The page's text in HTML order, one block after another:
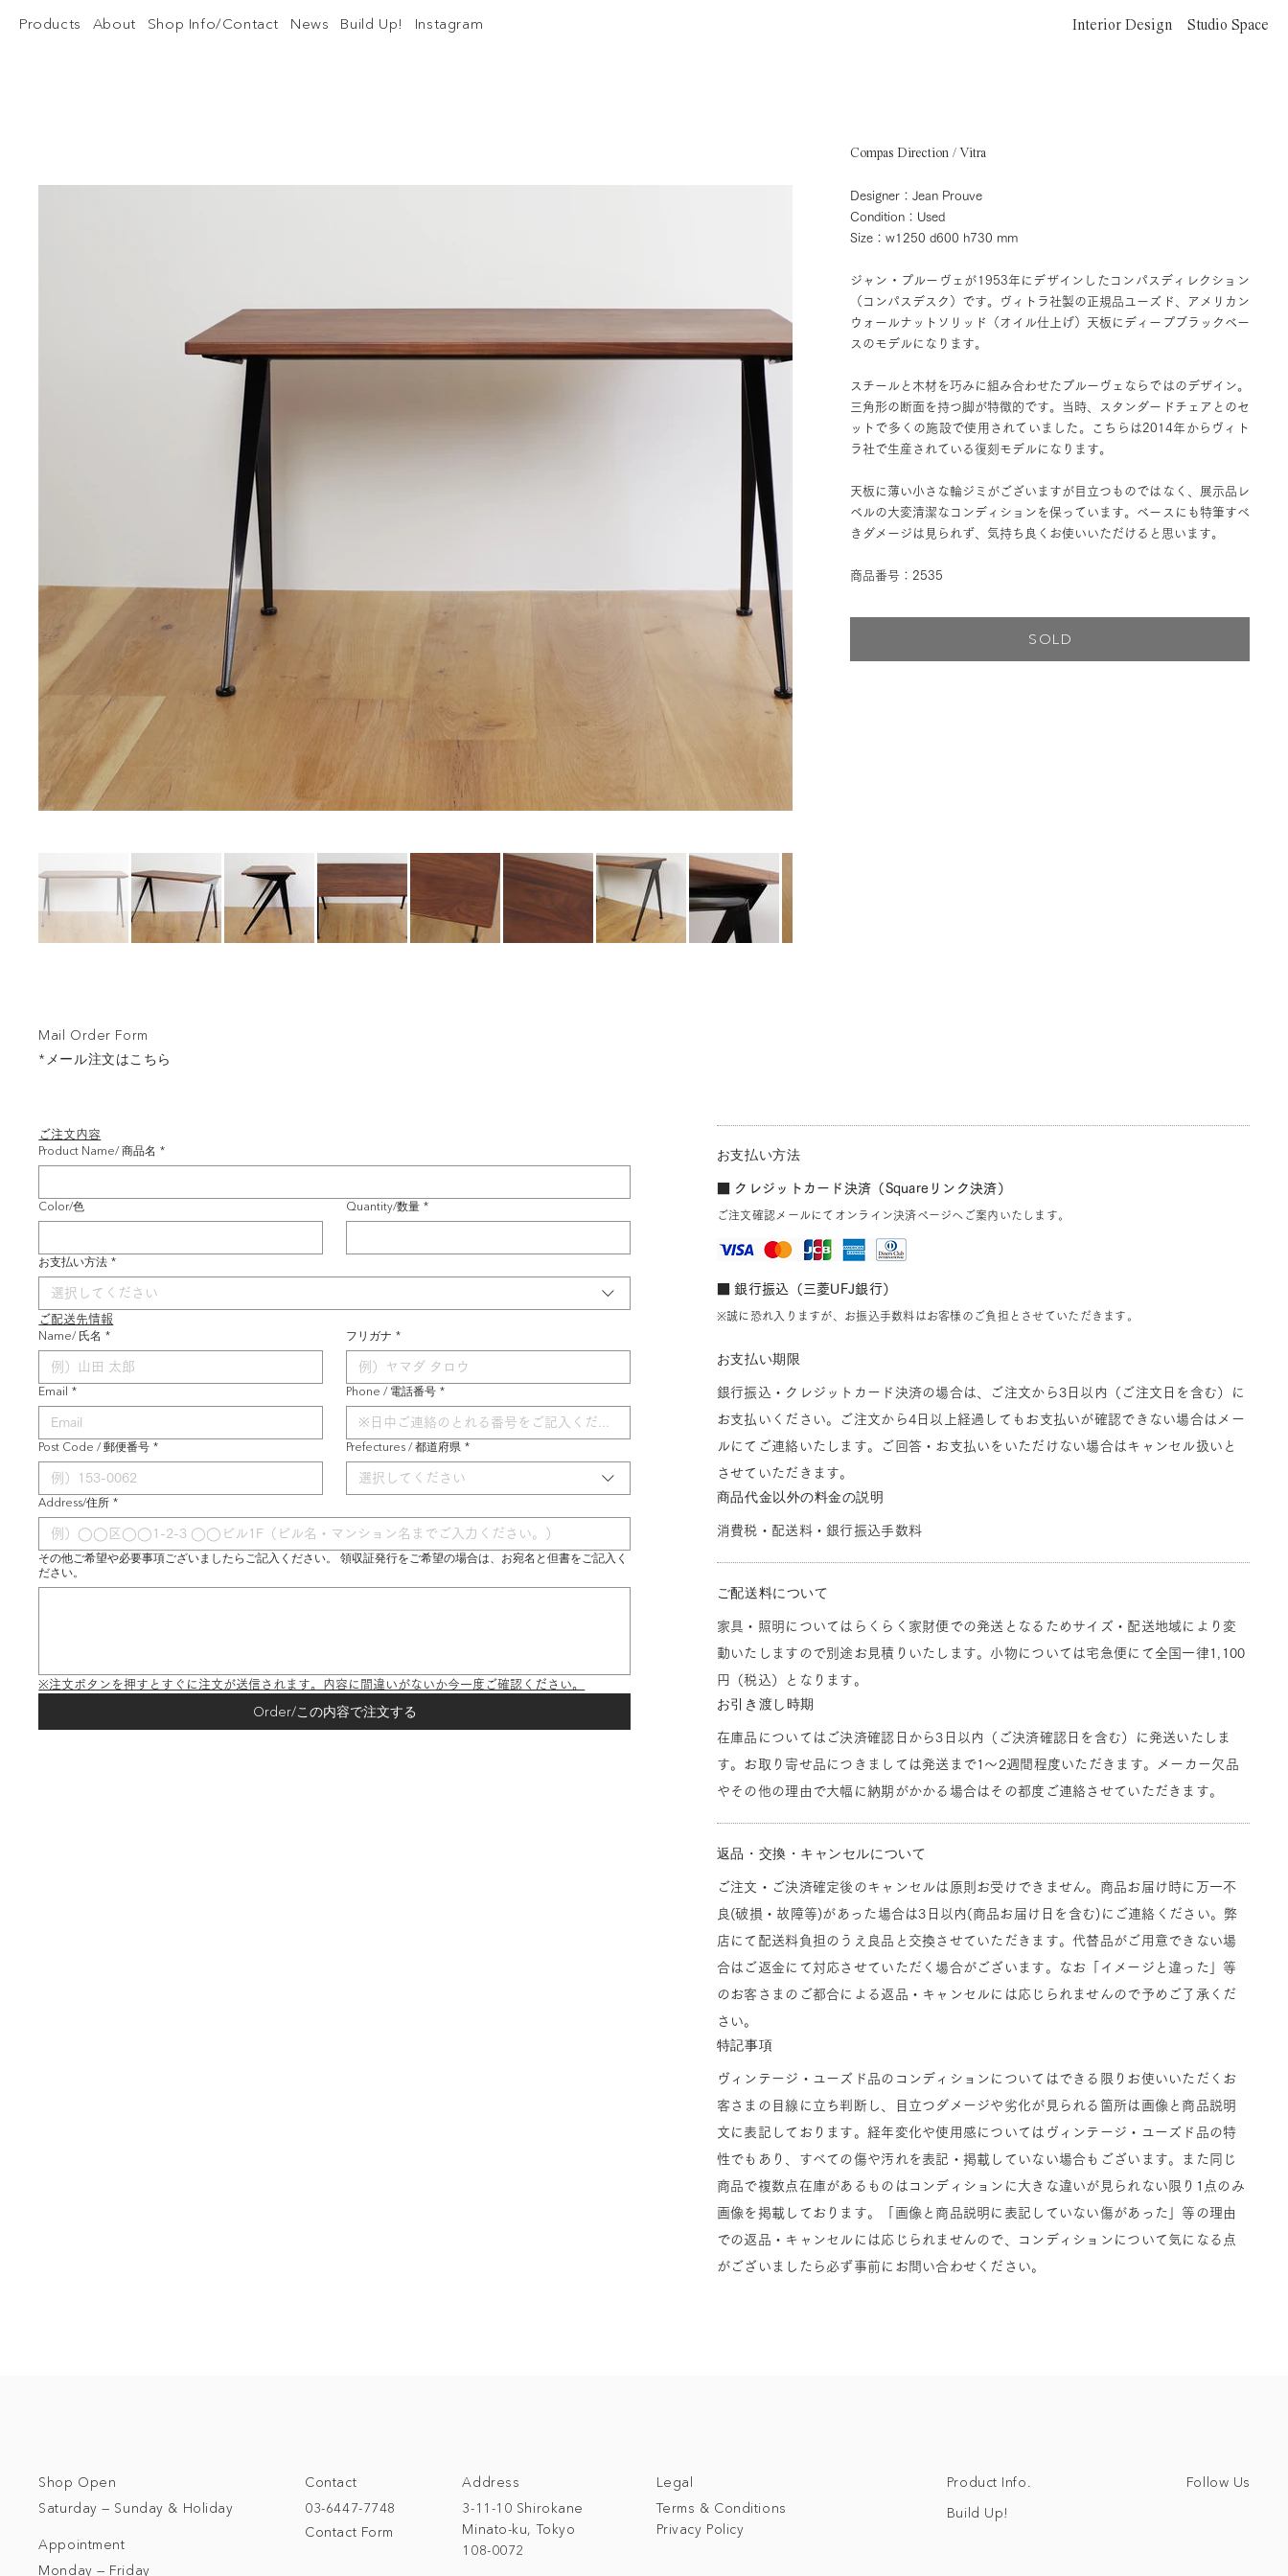
Interior Design Studio Space
Products About Shop Info/Contact News Build Up! Instagram
ご注文内容
Product Name/ 商品名 *
Color/色 Quantity/数量 *
お支払い方法 *
選択してください
ご配送先情報
Name/ 氏名 * フリガナ *
Email * Phone / 電話番号 *
Post Code / 郵便番号 * Prefectures / 都道府県 *
選択してください
Address/住所 *
その他ご希望や必要事項ございましたらご記入ください。 領収証発行をご希望の場合は、お宛名と但書をご記入く
ださい。
※注文ボタンを押すとすぐに注文が送信されます。内容に間違いがないか今一度ご確認ください。
Order/この内容で注文する
お支払い方法
■ クレジットカード決済（Squareリンク決済）
ご注文確認メールにてオンライン決済ページへご案内いたします。
■ 銀行振込（三菱UFJ銀行）
※誠に恐れ入りますが、お振込手数料はお客様のご負担とさせていただきます。
お支払い期限
銀行振込・クレジットカード決済の場合は、ご注文から3日以内（ご注文日を含む）に
お支払いください。ご注文から4日以上経過してもお支払いが確認できない場合はメー
ルにてご連絡いたします。ご回答・お支払いをいただけない場合はキャンセル扱いと
させていただきます。
商品代金以外の料金の説明
消費税・配送料・銀行振込手数料
ご配送料について
家具・照明についてはらくらく家財便での発送となるためサイズ・配送地域により変
動いたしますので別途お見積りいたします。小物については宅急便にて全国一律1,100
円（税込）となります。
お引き渡し時期
在庫品についてはご決済確認日から3日以内（ご決済確認日を含む）に発送いたしま
す。お取り寄せ品につきましては発送まで1～2週間程度いただきます。メーカー欠品
やその他の理由で大幅に納期がかかる場合はその都度ご連絡させていただきます。
返品・交換・キャンセルについて
ご注文・ご決済確定後のキャンセルは原則お受けできません。商品お届け時に万一不
良(破損・故障等)があった場合は3日以内(商品お届け日を含む)にご連絡ください。弊
店にて配送料負担のうえ良品と交換させていただきます。代替品がご用意できない場
合はご返金にて対応させていただく場合がございます。なお「イメージと違った」等
のお客さまのご都合による返品・キャンセルには応じられませんので予めご了承くだ
さい。
特記事項
ヴィンテージ・ユーズド品のコンディションについてはできる限りお使いいただくお
客さまの目線に立ち判断し、目立つダメージや劣化が見られる箇所は画像と商品説明
文に表記しております。経年変化や使用感についてはヴィンテージ・ユーズド品の特
性でもあり、すべての傷や汚れを表記・掲載していない場合もございます。また同じ
商品で複数点在庫があるものはコンディションに大きな違いが見られない限り1点のみ
画像を掲載しております。「画像と商品説明に表記していない傷があった」等の理由
での返品・キャンセルには応じられませんので、コンディションについて気になる点
がございましたら必ず事前にお問い合わせください。
Mail Order Form
*メール注文はこちら
Compas Direction / Vitra
Designer：Jean Prouve
Condition：Used
Size：w1250 d600 h730 mm
ジャン・プルーヴェが1953年にデザインしたコンパスディレクション
（コンパスデスク）です。ヴィトラ社製の正規品ユーズド、アメリカン
ウォールナットソリッド（オイル仕上げ）天板にディープブラックベー
スのモデルになります。
スチールと木材を巧みに組み合わせたプルーヴェならではのデザイン。
三角形の断面を持つ脚が特徴的です。当時、スタンダードチェアとのセ
ットで多くの施設で使用されていました。こちらは2014年からヴィト
ラ社で生産されている復刻モデルになります。
天板に薄い小さな輪ジミがございますが目立つものではなく、展示品レ
ベルの大変清潔なコンディションを保っています。ベースにも特筆すべ
きダメージは見られず、気持ち良くお使いいただけると思います。
商品番号：2535
SOLD
Address
3-11-10 Shirokane
Minato-ku, Tokyo
108-0072
Contact
03-6447-7748
Contact Form
Shop Open
Saturday — Sunday & Holiday
Appointment
Monday — Friday
Legal
Terms & Conditions
Privacy Policy
Product Info.
Build Up!
Follow Us